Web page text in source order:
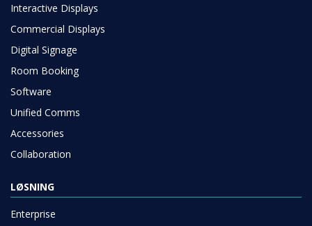
Interactive Displays
Commercial Displays
Digital Signage
Room Booking
Software
Unified Comms
Accessories
Collaboration
LØSNING
Enterprise